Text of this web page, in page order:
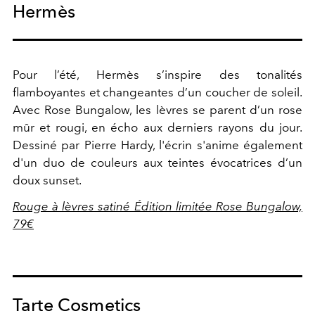
Hermès
Pour l’été, Hermès s’inspire des tonalités
flamboyantes et changeantes d’un coucher de soleil.
Avec Rose Bungalow, les lèvres se parent d’un rose
mûr et rougi, en écho aux derniers rayons du jour.
Dessiné par Pierre Hardy, l'écrin s'anime également
d'un duo de couleurs aux teintes évocatrices d’un
doux sunset.
Rouge à lèvres satiné Édition limitée Rose Bungalow,
79€
Tarte Cosmetics